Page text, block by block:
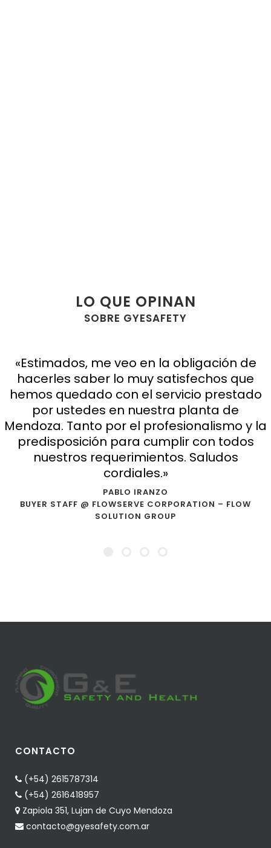
LO QUE OPINAN
SOBRE GYESAFETY
«Estimados, me veo en la obligación de
hacerles saber lo muy satisfechos que
hemos quedado con el servicio prestado
por ustedes en nuestra planta de
Mendoza. Tanto por el profesionalismo y la
predisposición para cumplir con todos
nuestros requerimientos. Saludos
cordiales.»
PABLO IRANZO
BUYER STAFF @ FLOWSERVE CORPORATION – FLOW
SOLUTION GROUP
CONTACTO
(+54) 2615787314
(+54) 2616418957
Zapiola 351, Lujan de Cuyo Mendoza
contacto@gyesafety.com.ar